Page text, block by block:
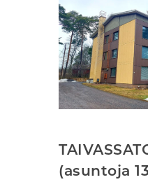
(asuntoja